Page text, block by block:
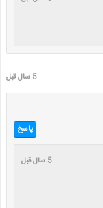
5 سال قبل
پاسخ
5 سال قبل